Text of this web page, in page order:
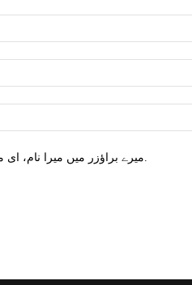
میرے براؤزر میں میرا نام، ای میل، اور ویب سائٹ محفوظ کریں اگلا وقت میں تبصرہ کریں.